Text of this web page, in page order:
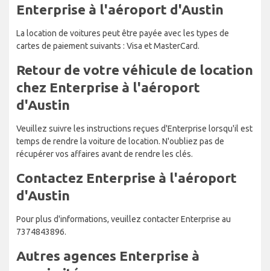
Enterprise à l'aéroport d'Austin
La location de voitures peut être payée avec les types de
cartes de paiement suivants : Visa et MasterCard.
Retour de votre véhicule de location
chez Enterprise à l'aéroport
d'Austin
Veuillez suivre les instructions reçues d'Enterprise lorsqu'il est
temps de rendre la voiture de location. N'oubliez pas de
récupérer vos affaires avant de rendre les clés.
Contactez Enterprise à l'aéroport
d'Austin
Pour plus d'informations, veuillez contacter Enterprise au
7374843896.
Autres agences Enterprise à